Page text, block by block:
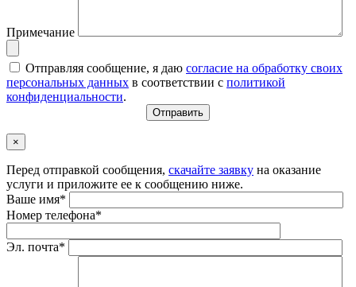
Примечание
Отправляя сообщение, я даю согласие на обработку своих
персональных данных в соответствии с политикой
конфиденциальности.
×
Перед отправкой сообщения, скачайте заявку на оказание
услуги и приложите ее к сообщению ниже.
Ваше имя*
Номер телефона*
Эл. почта*